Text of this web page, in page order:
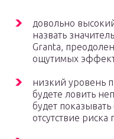
довольно
назвать
Granta,
ощутимых
низкий уровень
будете ловить
будет
отсутствие риска